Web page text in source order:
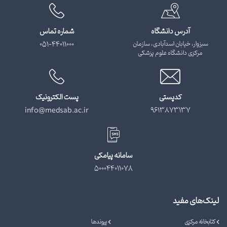
آدرس دانشگاه
سبزوار، خیابان اسدآبادی، سازمان
مرکزی دانشگاه علوم پزشکی
شماره تماس
051-44011000
کدپستی
9613873137
پست الکترونیک
info@medsab.ac.ir
سامانه پیامکی
500044011078
لینک‌های مفید
کتابخانه مرکزی
پیوندها